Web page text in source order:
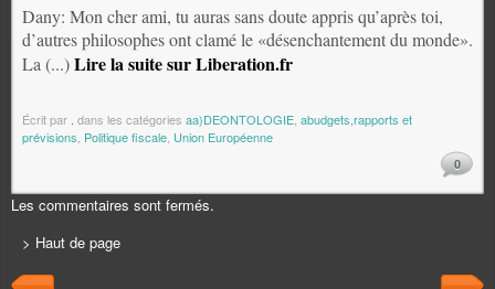
Dany: Mon cher ami, tu auras sans doute appris qu’après toi,
d’autres philosophes ont clamé le «désenchantement du monde».
La (...)Lire la suite sur Liberation.fr
Écrit par dans les catégories aa)DEONTOLOGIE abudgets,rapports et
prévisions Politique fiscale Union Européenne
0
Les commentaires sont fermés.
> Haut de page